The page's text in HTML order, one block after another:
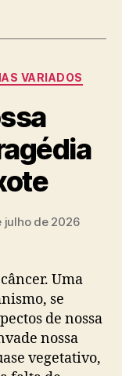
VARIADOS
julho de 2026
Uma
se
de nossa
nossa
vegetativo,